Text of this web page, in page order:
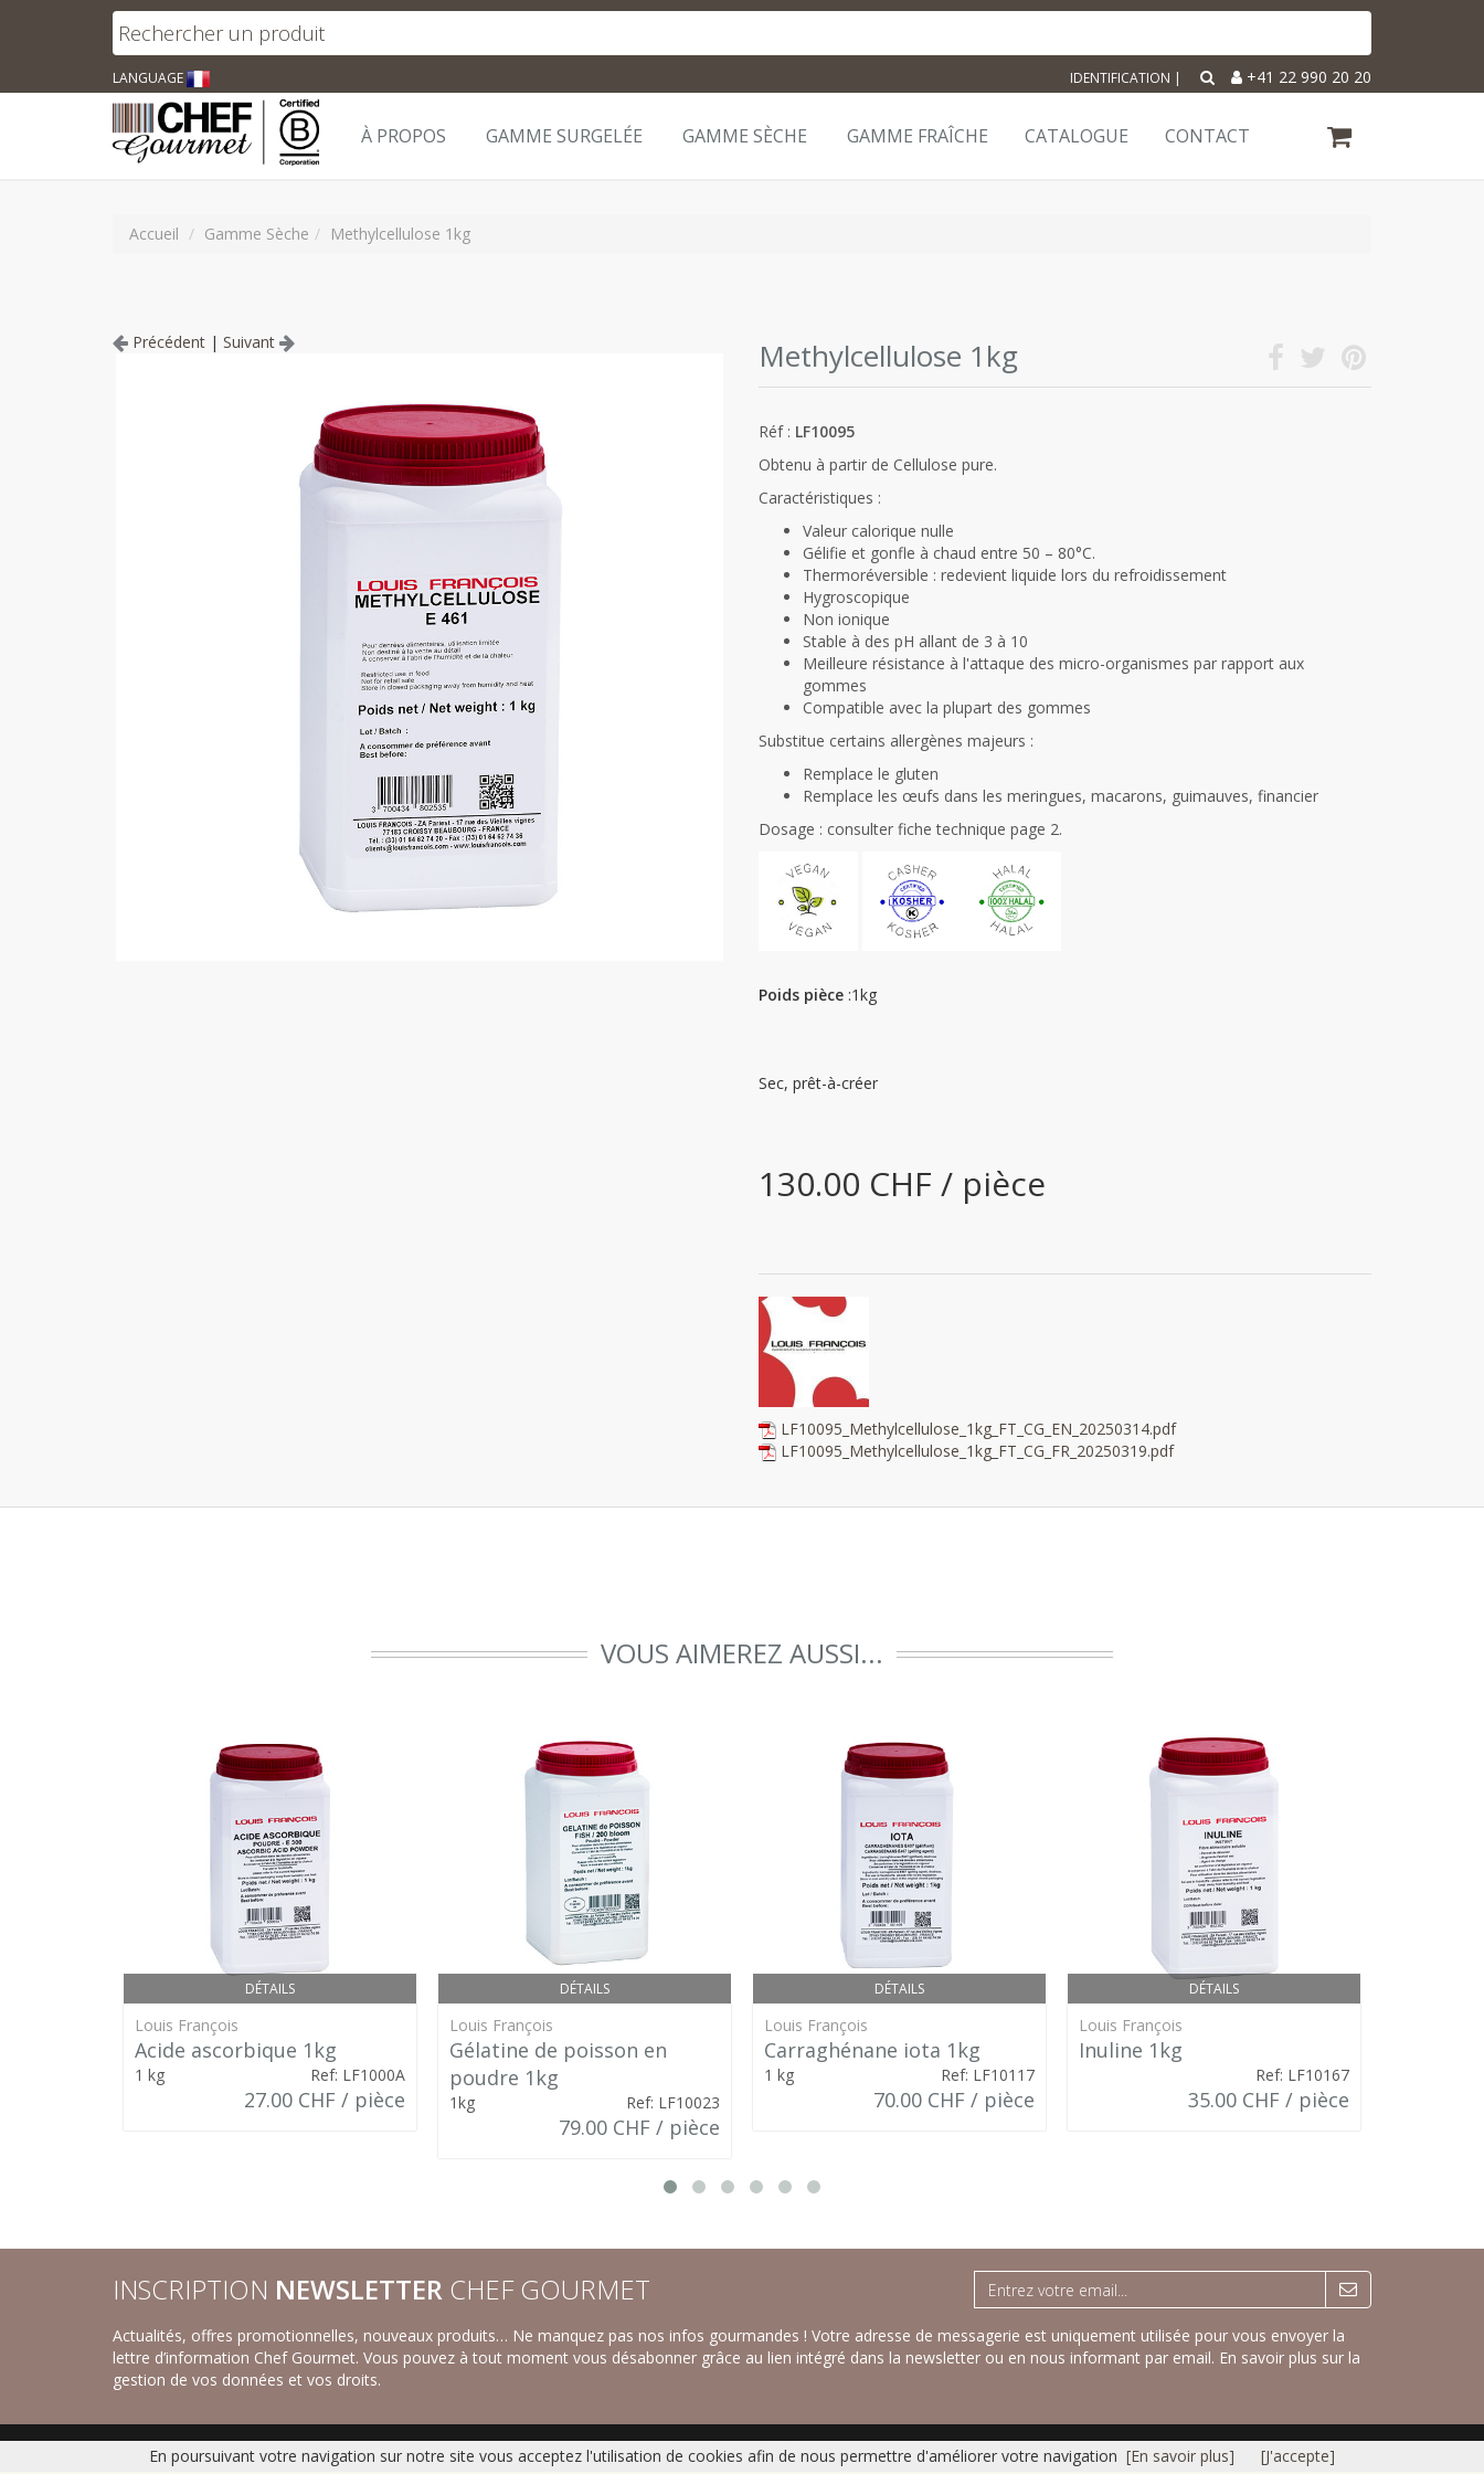
LANGUAGE +41 22 990 20 20
IDENTIFICATION |
À PROPOS GAMME SURGELÉE GAMME SÈCHE GAMME FRAÎCHE CATALOGUE CONTACT
Accueil Gamme Sèche Methylcellulose 1kg
Précédent | Suivant Methylcellulose 1kg
Réf : LF10095
Obtenu à partir de Cellulose pure.
Caractéristiques :
Valeur calorique nulle
Gélifie et gonfle à chaud entre 50 – 80°C.
Thermoréversible : redevient liquide lors du refroidissement
Hygroscopique
Non ionique
Stable à des pH allant de 3 à 10
Meilleure résistance à l'attaque des micro-organismes par rapport aux
gommes
Compatible avec la plupart des gommes
Substitue certains allergènes majeurs :
Remplace le gluten
Remplace les œufs dans les meringues, macarons, guimauves, financier
Dosage : consulter fiche technique page 2.
Poids pièce :1kg
Sec, prêt-à-créer
130.00 CHF / pièce
LF10095_Methylcellulose_1kg_FT_CG_EN_20250314.pdf
LF10095_Methylcellulose_1kg_FT_CG_FR_20250319.pdf
VOUS AIMEREZ AUSSI...
DÉTAILS
Louis François
Acide ascorbique 1kg
1 kg Ref: LF1000A
27.00 CHF / pièce
DÉTAILS
Louis François
Gélatine de poisson en
poudre 1kg
1kg Ref: LF10023
79.00 CHF / pièce
DÉTAILS
Louis François
Carraghénane iota 1kg
1 kg Ref: LF10117
70.00 CHF / pièce
DÉTAILS
Louis François
Inuline 1kg
Ref: LF10167
35.00 CHF / pièce
INSCRIPTION NEWSLETTER CHEF GOURMET
Actualités, offres promotionnelles, nouveaux produits… Ne manquez pas nos infos gourmandes ! Votre adresse de messagerie est uniquement utilisée pour vous envoyer la
lettre d’information Chef Gourmet. Vous pouvez à tout moment vous désabonner grâce au lien intégré dans la newsletter ou en nous informant par email. En savoir plus sur la
gestion de vos données et vos droits.
Accueil| Nos savoureux desserts sucrés| Nos recettes créatives salées|Gamme Fraîche|Catalogue|Contact|Plan du site|
En poursuivant votre navigation sur notre site vous acceptez l'utilisation de cookies afin de nous permettre d'améliorer votre navigation [En savoir plus] [J'accepte]